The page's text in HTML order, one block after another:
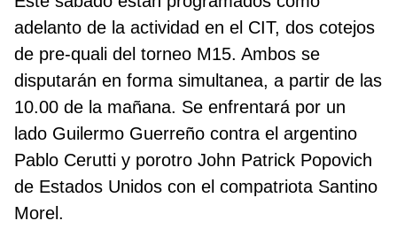
adelanto de la actividad en el CIT, dos cotejos
de pre-quali del torneo M15. Ambos se
disputarán en forma simultanea, a partir de las
10.00 de la mañana. Se enfrentará por un
lado Guilermo Guerreño contra el argentino
Pablo Cerutti y porotro John Patrick Popovich
de Estados Unidos con el compatriota Santino
Morel.